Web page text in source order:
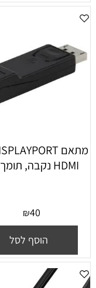
HDMI נקבה, תומך אודיו
₪40
הוסף לסל